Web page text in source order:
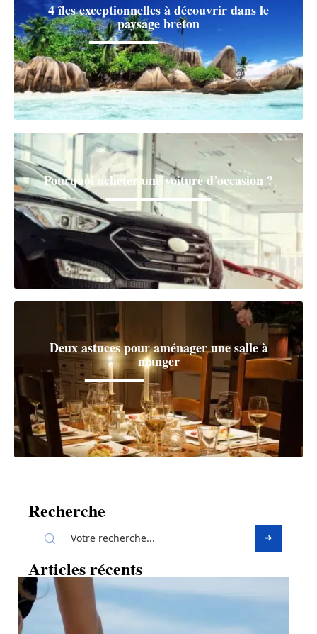
4 îles exceptionnelles à découvrir dans le
paysage breton
Pourquoi acheter une voiture d’occasion ?
Deux astuces pour aménager une salle à
manger
Recherche
Articles récents